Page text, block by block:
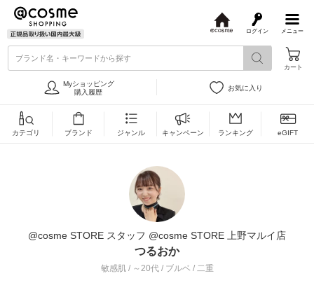
メニュー
ログイン
s
ブランド名・キーワードから探す
カート
Myショッピング
購入履歴
お気に入り
カテゴリ ブランド ジャンル キャンペーン ランキング eGIFT
@cosme STORE スタッフ @cosme STORE 上野マルイ店
つるおか
敏感肌 / ～20代 / ブルベ / 二重